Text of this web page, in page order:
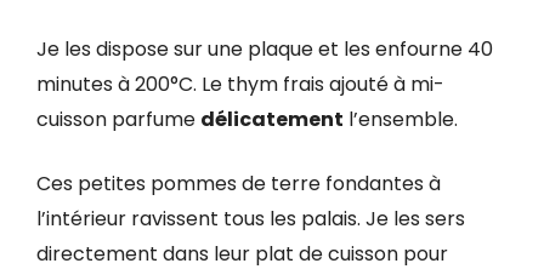
Je les dispose sur une plaque et les enfourne 40
minutes à 200°C. Le thym frais ajouté à mi-
cuisson parfume délicatement l’ensemble.
Ces petites pommes de terre fondantes à
l’intérieur ravissent tous les palais. Je les sers
directement dans leur plat de cuisson pour